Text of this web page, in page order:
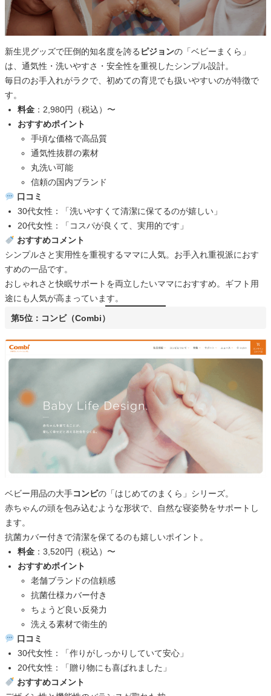
新生児グッズで圧倒的知名度を誇る ピジョンの「ベビーまくら」
は、通気性・洗いやすさ・安全性を重視したシンプル設計。
毎日のお手入れがラクで、初めての育児でも扱いやすいのが特徴で
す。
料金 ：2,980円（税込）〜
おすすめポイント
手頃な価格で高品質
通気性抜群の素材
丸洗い可能
信頼の国内ブランド
口コミ
30代女性：「洗いやすくて清潔に保てるのが嬉しい」
20代女性：「コスパが良くて、実用的です」
おすすめコメント
シンプルさと実用性を重視するママに人気。お手入れ重視派におす
すめの一品です。
おしゃれさと快眠サポートを両立したいママにおすすめ。ギフト用
途にも人気が高まっています。
第5位：コンビ（Combi）
ベビー用品の大手コンビの「はじめてのまくら」シリーズ。
赤ちゃんの頭を包み込むような形状で、自然な寝姿勢をサポートし
ます。
抗菌カバー付きで清潔を保てるのも嬉しいポイント。
料金 ：3,520円（税込）〜
おすすめポイント
老舗ブランドの信頼感
抗菌仕様カバー付き
ちょうど良い反発力
洗える素材で衛生的
口コミ
30代女性：「作りがしっかりしていて安心」
20代女性：「贈り物にも喜ばれました」
おすすめコメント